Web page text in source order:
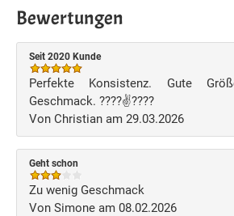
Bewertungen
Seit 2020 Kunde
Perfekte Konsistenz. Gute
Geschmack. ????✌️????
Von Christian am 29.03.2026
Geht schon
Zu wenig Geschmack
Von Simone am 08.02.2026